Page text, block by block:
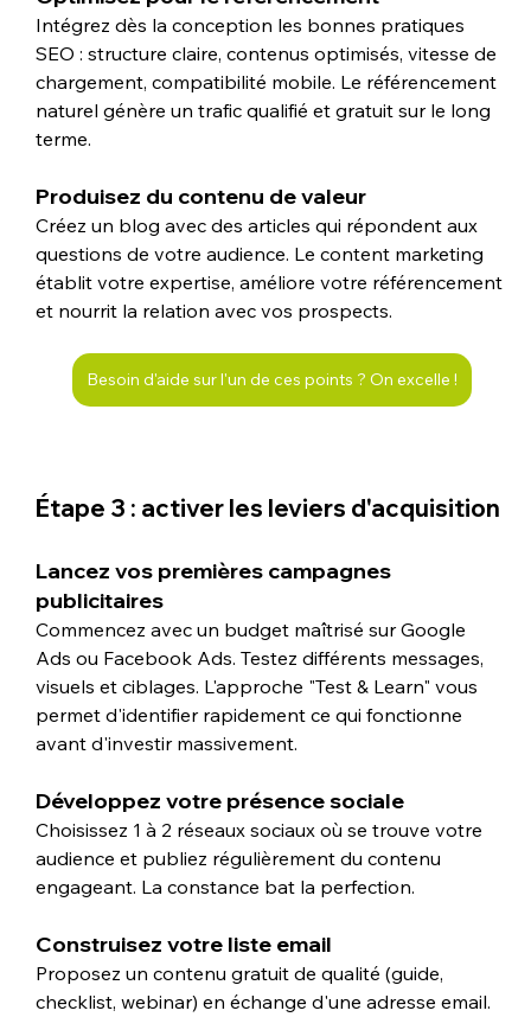
Intégrez dès la conception les bonnes pratiques
SEO : structure claire, contenus optimisés, vitesse de
chargement, compatibilité mobile. Le référencement
naturel génère un trafic qualifié et gratuit sur le long
terme.
Produisez du contenu de valeur
Créez un blog avec des articles qui répondent aux
questions de votre audience. Le content marketing
établit votre expertise, améliore votre référencement
et nourrit la relation avec vos prospects.
Besoin d'aide sur l'un de ces points ? On excelle !
Étape 3 : activer les leviers d'acquisition
Lancez vos premières campagnes
publicitaires
Commencez avec un budget maîtrisé sur Google
Ads ou Facebook Ads. Testez différents messages,
visuels et ciblages. L'approche "Test & Learn" vous
permet d'identifier rapidement ce qui fonctionne
avant d'investir massivement.
Développez votre présence sociale
Choisissez 1 à 2 réseaux sociaux où se trouve votre
audience et publiez régulièrement du contenu
engageant. La constance bat la perfection.
Construisez votre liste email
Proposez un contenu gratuit de qualité (guide,
checklist, webinar) en échange d'une adresse email.